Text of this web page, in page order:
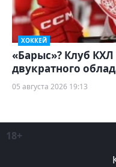
ХОККЕЙ
«Барыс»? Клуб
двукратного
05 августа 2026 19:13
18+